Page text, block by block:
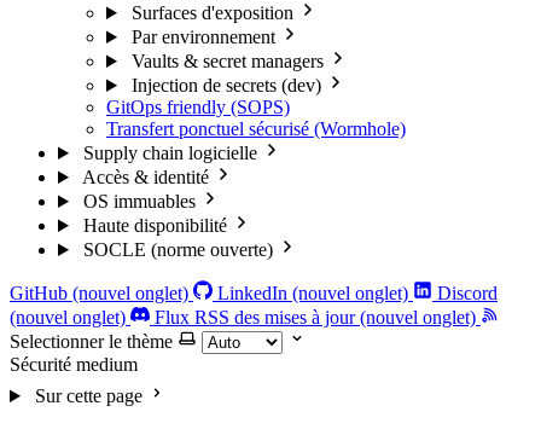
Surfaces d'exposition
Par environnement
Vaults & secret managers
Injection de secrets (dev)
GitOps friendly (SOPS)
Transfert ponctuel sécurisé (Wormhole)
Supply chain logicielle
Accès & identité
OS immuables
Haute disponibilité
SOCLE (norme ouverte)
GitHub (nouvel onglet) LinkedIn (nouvel onglet)
Discord
(nouvel onglet)
Flux RSS des mises à jour (nouvel onglet)
Selectionner le thème
Sécurité medium
Sur cette page